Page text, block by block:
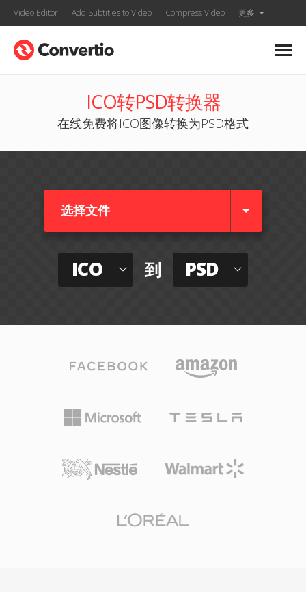
Video Editor Add Subtitles to Video Compress Video 更多
ICO转PSD转换器
在线免费将ICO图像转换为PSD格式
选择文件
ICO 到 PSD